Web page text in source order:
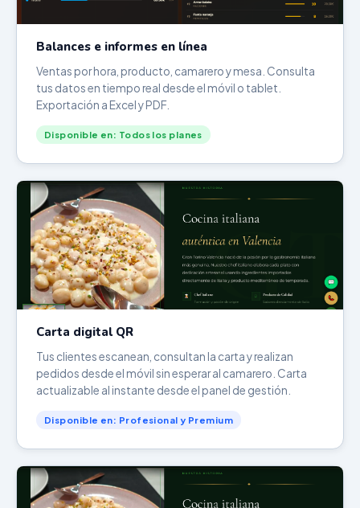
Balances e informes en línea
Ventas por hora, producto, camarero y mesa. Consulta
tus datos en tiempo real desde el móvil o tablet.
Exportación a Excel y PDF.
Disponible en: Todos los planes
Carta digital QR
Tus clientes escanean, consultan la carta y realizan
pedidos desde el móvil sin esperar al camarero. Carta
actualizable al instante desde el panel de gestión.
Disponible en: Profesional y Premium